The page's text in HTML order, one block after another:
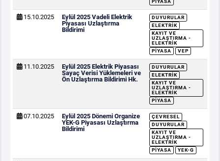
PIYASA
15.10.2025
Eylül 2025 Vadeli Elektrik
Piyasası Uzlaştırma
Bildirimi
DUYURULAR
ELEKTRIK
KAYIT VE
UZLAŞTIRMA -
ELEKTRIK
PIYASA
VEP
11.10.2025
Eylül 2025 Elektrik Piyasası
Sayaç Verisi Yüklemeleri ve
Ön Uzlaştırma Bildirimi Hk.
DUYURULAR
ELEKTRIK
KAYIT VE
UZLAŞTIRMA -
ELEKTRIK
PIYASA
07.10.2025
Eylül 2025 Dönemi Organize
YEK-G Piyasası Uzlaştırma
Bildirimi
ÇEVRESEL
DUYURULAR
KAYIT VE
UZLAŞTIRMA -
ELEKTRIK
PIYASA
YEK-G